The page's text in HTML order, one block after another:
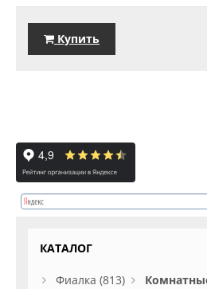
Купить
КАТАЛОГ
Фиалка (813)